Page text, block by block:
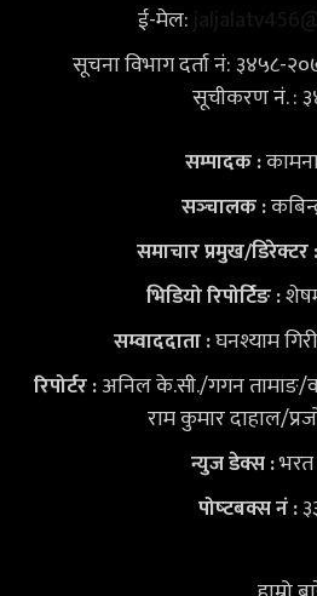
ई-मेल:
सूचना विभाग दर्ता नं: ३४५८-
सूचीकरण नं. :
सम्पादक :
सञ्‍चालक :
समाचार प्रमुख/डिरेक्टर :
भिडियोरिपोर्टिङ :
सम्वाददाता :घनश्याम
रिपोर्टर :अनिल के.सी./गगन तामाङ/
राम कुमार दाहाल/
न्युज डेक्स:
पोष्‍टबक्स नं :